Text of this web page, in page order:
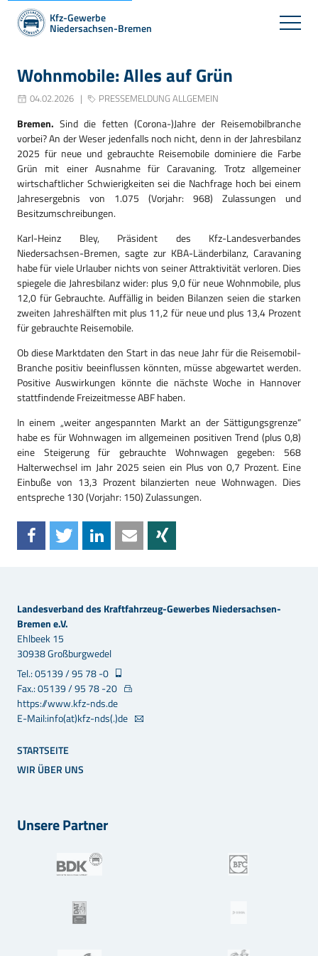
Kfz-Gewerbe
Niedersachsen-Bremen
Wohnmobile: Alles auf Grün
04.02.2026 PRESSEMELDUNG ALLGEMEIN
Bremen. Sind die fetten (Corona-)Jahre der Reisemobilbranche
vorbei? An der Weser jedenfalls noch nicht, denn in der Jahresbilanz
2025 für neue und gebrauchte Reisemobile dominiere die Farbe
Grün mit einer Ausnahme für Caravaning. Trotz allgemeiner
wirtschaftlicher Schwierigkeiten sei die Nachfrage hoch bei einem
Jahresergebnis von 1.075 (Vorjahr: 968) Zulassungen und
Besitzumschreibungen.
Karl-Heinz Bley, Präsident des Kfz-Landesverbandes
Niedersachsen-Bremen, sagte zur KBA-Länderbilanz, Caravaning
habe für viele Urlauber nichts von seiner Attraktivität verloren. Dies
spiegele die Jahresbilanz wider: plus 9,0 für neue Wohnmobile, plus
12,0 für Gebrauchte. Auffällig in beiden Bilanzen seien die starken
zweiten Jahreshälften mit plus 11,2 für neue und plus 13,4 Prozent
für gebrauchte Reisemobile.
Ob diese Marktdaten den Start in das neue Jahr für die Reisemobil-
Branche positiv beeinflussen könnten, müsse abgewartet werden.
Positive Auswirkungen könnte die nächste Woche in Hannover
stattfindende Freizeitmesse ABF haben.
In einem „weiter angespannten Markt an der Sättigungsgrenze“
habe es für Wohnwagen im allgemeinen positiven Trend (plus 0,8)
eine Steigerung für gebrauchte Wohnwagen gegeben: 568
Halterwechsel im Jahr 2025 seien ein Plus von 0,7 Prozent. Eine
Einbuße von 13,3 Prozent bilanzierten neue Wohnwagen. Dies
entspreche 130 (Vorjahr: 150) Zulassungen.
Landesverband des Kraftfahrzeug-Gewerbes Niedersachsen-
Bremen e.V.
Ehlbeek 15
30938 Großburgwedel
Tel.: 05139 / 95 78 -0
Fax.: 05139 / 95 78 -20
https://www.kfz-nds.de
E-Mail:info(at)kfz-nds(.)de
STARTSEITE
WIR ÜBER UNS
Unsere Partner